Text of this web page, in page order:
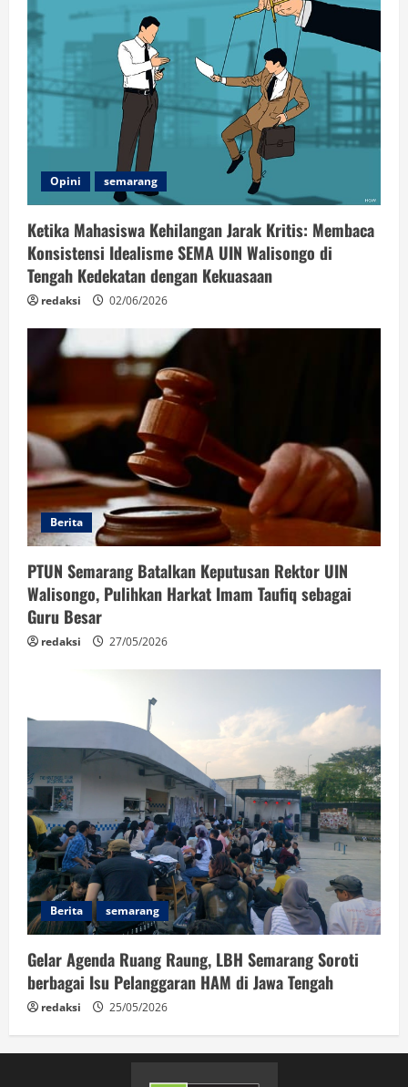
Opini semarang
Ketika Mahasiswa Kehilangan Jarak Kritis: Membaca
Konsistensi Idealisme SEMA UIN Walisongo di
Tengah Kedekatan dengan Kekuasaan
redaksi 02/06/2026
Berita
PTUN Semarang Batalkan Keputusan Rektor UIN
Walisongo, Pulihkan Harkat Imam Taufiq sebagai
Guru Besar
redaksi 27/05/2026
Berita semarang
Gelar Agenda Ruang Raung, LBH Semarang Soroti
berbagai Isu Pelanggaran HAM di Jawa Tengah
redaksi 25/05/2026